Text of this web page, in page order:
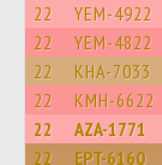
22 YEM-4922
22 YEM-4822
22 KHA-7033
22 KMH-6622
22 AZA-1771
22 EPT-6160